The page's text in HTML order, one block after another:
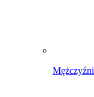
Mężczyźni